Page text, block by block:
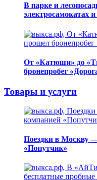
В парке и
электросамокатах
От «Катюши» до
бронепробег
Товары и услуги
Поездки в Москву
«Попутчик»